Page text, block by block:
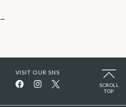
VISIT OUR SNS
SCROLL
TOP